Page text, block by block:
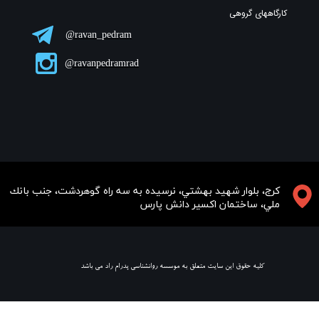
​​​كرج، بلوار شهيد بهشتي، نرسيده به سه راه گوهردشت، جنب بانك
ملي، ساختمان اكسير دانش پارس
کارگاههای گروهی
ravan_pedram@
ravanpedramrad@
​ كليه حقوق اين سايت متعلق به موسسه روانشناسي پدرام راد مي باشد